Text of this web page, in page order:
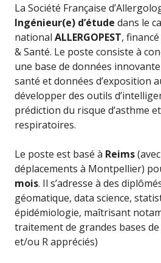
La Société Française
Ingénieur(e) d’étude dans le
national ALLERGOPEST,
& Santé. Le poste consiste à
une base de données
santé et données d’exposition
développer des outils
prédiction du risque d’asthme
respiratoires.
Le poste est basé à Reims
déplacements à Montpellier)
mois. Il s’adresse à des
géomatique, data science,
épidémiologie, maîtrisant
traitement de grandes bases
et/ou R appréciés)